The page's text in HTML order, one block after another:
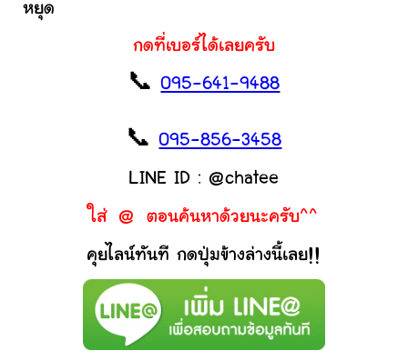
หยุด
กดที่เบอร์ได้เลยครับ
📞095-641-9488
📞095-856-3458
LINE ID : @chatee
ใส่ @ ตอนค้นหาด้วยนะครับ^^
คุยไลน์ทันที กดปุ่มข้างล่างนี้เลย!!